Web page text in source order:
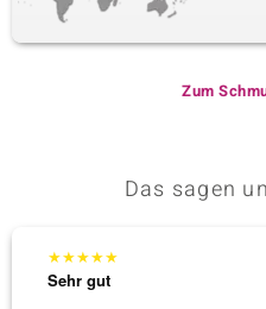
Zum
Das sagen
★★★★★
Sehr gut